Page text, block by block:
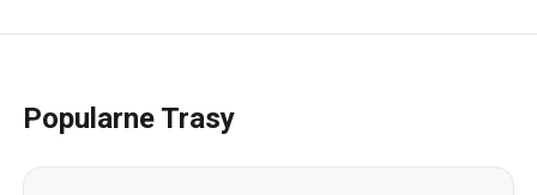
Popularne Trasy